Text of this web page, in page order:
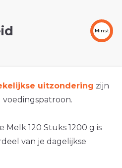
Minst
uitzondering zijn
120 Stuks 1200 g is
van je dagelijkse